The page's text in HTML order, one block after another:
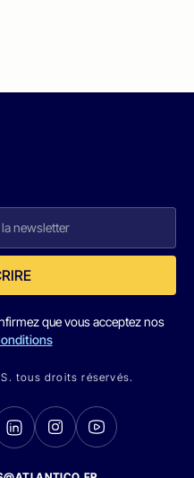
que vous acceptez nos
tous droits réservés.